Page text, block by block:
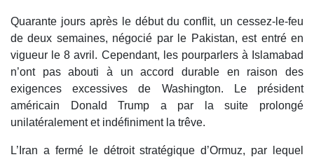
Quarante jours après le début du conflit, un cessez-le-feu
de deux semaines, négocié par le Pakistan, est entré en
vigueur le 8 avril. Cependant, les pourparlers à Islamabad
n’ont pas abouti à un accord durable en raison des
exigences excessives de Washington. Le président
américain Donald Trump a par la suite prolongé
unilatéralement et indéfiniment la trêve.
L’Iran a fermé le détroit stratégique d’Ormuz, par lequel